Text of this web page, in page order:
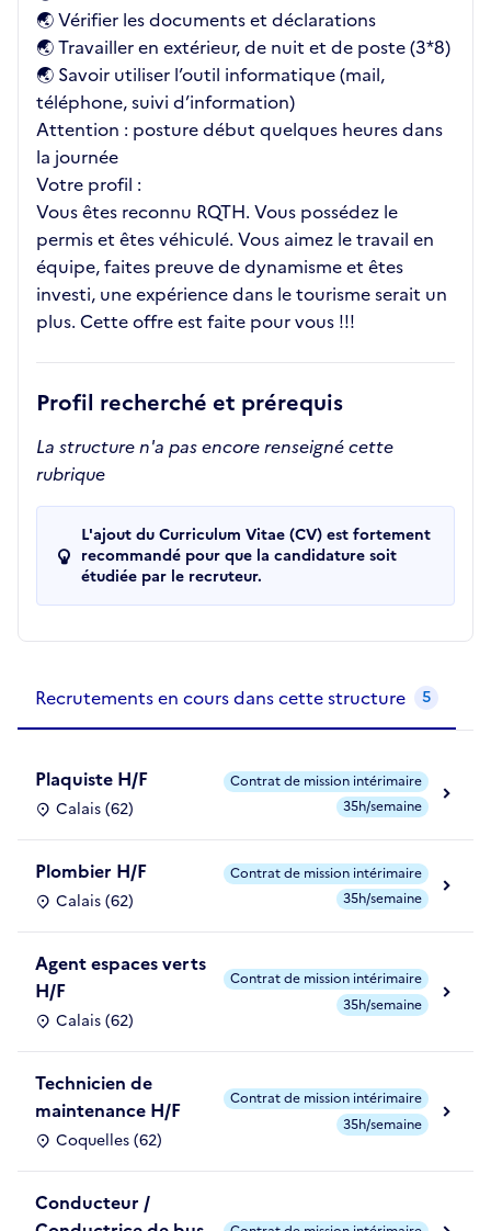
🌏 Vérifier les documents et déclarations
🌏 Travailler en extérieur, de nuit et de poste (3*8)
🌏 Savoir utiliser l’outil informatique (mail,
téléphone, suivi d’information)
Attention : posture début quelques heures dans
la journée
Votre profil :
Vous êtes reconnu RQTH. Vous possédez le
permis et êtes véhiculé. Vous aimez le travail en
équipe, faites preuve de dynamisme et êtes
investi, une expérience dans le tourisme serait un
plus. Cette offre est faite pour vous !!!
Profil recherché et prérequis
La structure n'a pas encore renseigné cette
rubrique
L'ajout du Curriculum Vitae (CV) est fortement
recommandé pour que la candidature soit
étudiée par le recruteur.
Recrutements en cours dans cette structure 5
Plaquiste H/F
Calais (62)
Contrat de mission intérimaire
35h/semaine
Plombier H/F
Calais (62)
Contrat de mission intérimaire
35h/semaine
Agent espaces verts
H/F
Calais (62)
Contrat de mission intérimaire
35h/semaine
Technicien de
maintenance H/F
Coquelles (62)
Contrat de mission intérimaire
35h/semaine
Conducteur /